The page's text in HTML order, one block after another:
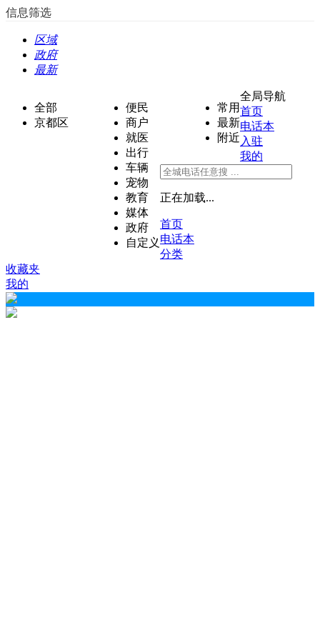
信息筛选
区域
政府
最新
全部
京都区
便民
商户
就医
出行
车辆
宠物
教育
媒体
政府
自定义
常用
最新
附近
全局导航
首页
电话本
入驻
我的
正在加载...
首页
电话本
分类
收藏夹
我的